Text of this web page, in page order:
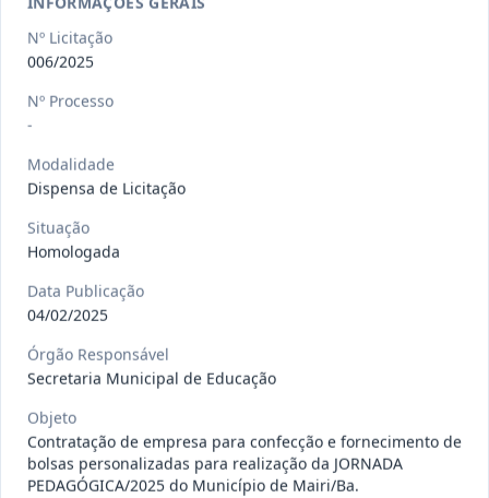
Pregão
Eletrônico
gêneros alimentícios, de
Situação
013/2026
Pregão
Eletrônico
insumos farmacêuticos e
Situação: Publicada
009/2026
Credenciamento
jurídica para prestação de
Situação: Publicada Data:15/07/2026 Ver detalhes
Nº Licitação
006/2025
Nº Processo
-
Modalidade
Dispensa de Licitação
Situação
Homologada
Data Publicação
04/02/2025
Órgão Responsável
Secretaria Municipal de Educação
Objeto
Contratação de empresa para confecção e fornecimento de
bolsas personalizadas para realização da JORNADA
PEDAGÓGICA/2025 do Município de Mairi/Ba.